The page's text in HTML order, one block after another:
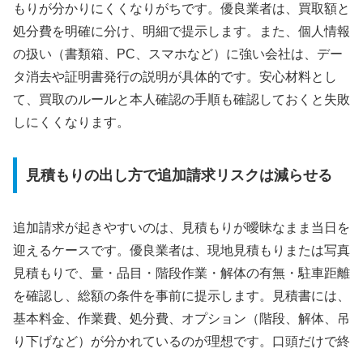
もりが分かりにくくなりがちです。優良業者は、買取額と
処分費を明確に分け、明細で提示します。また、個人情報
の扱い（書類箱、PC、スマホなど）に強い会社は、デー
タ消去や証明書発行の説明が具体的です。安心材料とし
て、買取のルールと本人確認の手順も確認しておくと失敗
しにくくなります。
見積もりの出し方で追加請求リスクは減らせる
追加請求が起きやすいのは、見積もりが曖昧なまま当日を
迎えるケースです。優良業者は、現地見積もりまたは写真
見積もりで、量・品目・階段作業・解体の有無・駐車距離
を確認し、総額の条件を事前に提示します。見積書には、
基本料金、作業費、処分費、オプション（階段、解体、吊
り下げなど）が分かれているのが理想です。口頭だけで終